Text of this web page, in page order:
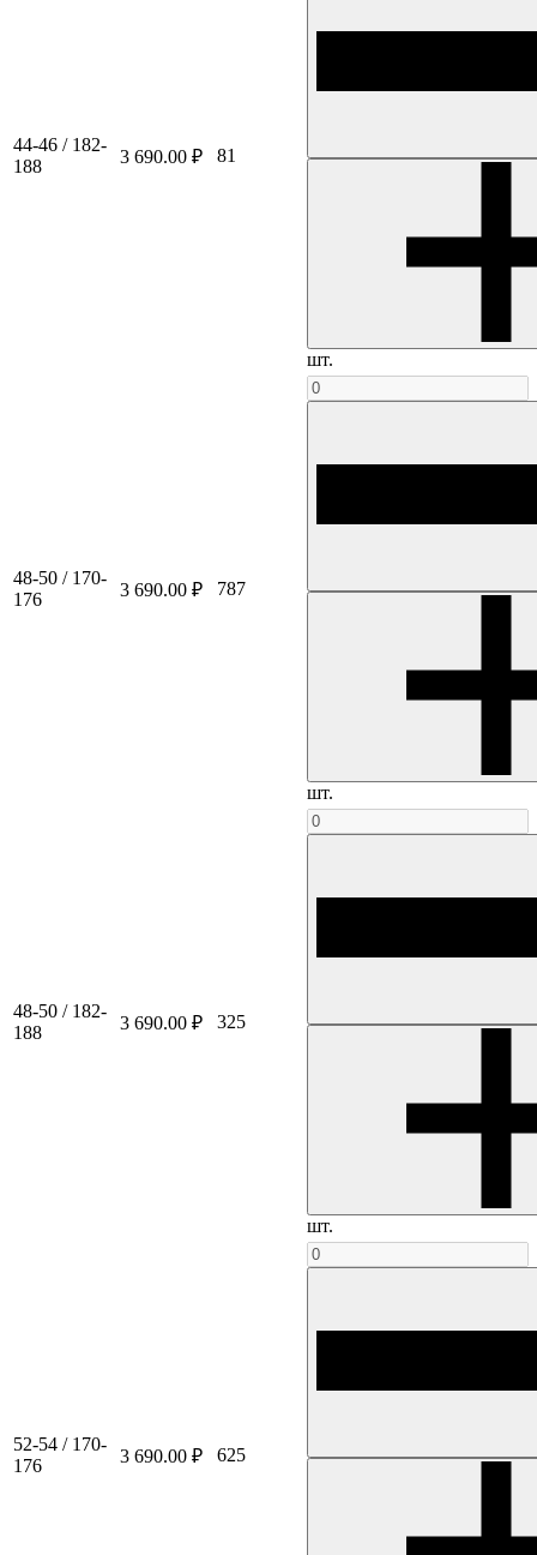
44-46 / 182-
188
3 690.00 ₽ 81
шт.
48-50 / 170-
176
3 690.00 ₽ 787
шт.
48-50 / 182-
188
3 690.00 ₽ 325
шт.
52-54 / 170-
176
3 690.00 ₽ 625